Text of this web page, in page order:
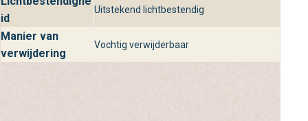
Borosan Hem collectie in onze winkels en webshop. Laat
je inspireren door ons ruime assortiment en profiteer van
deskundig advies op maat. Of je nu op zoek bent naar
luxueus design behang of tijdloze effen wandbekleding,
id
Uitstekend lichtbestendig
Manier van
verwijdering
Vochtig verwijderbaar